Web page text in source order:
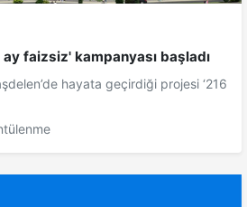
ay faizsiz' kampanyası başladı
hayata geçirdiği projesi ‘216